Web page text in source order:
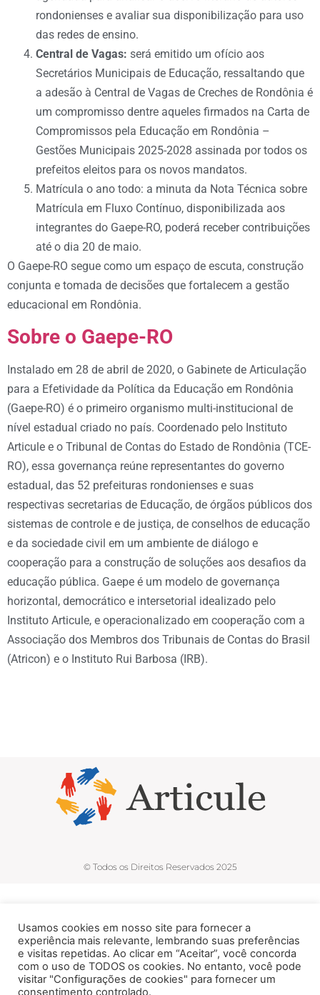
rondonienses e avaliar sua disponibilização para uso
das redes de ensino.
Central de Vagas: será emitido um ofício aos
Secretários Municipais de Educação, ressaltando que
a adesão à Central de Vagas de Creches de Rondônia é
um compromisso dentre aqueles firmados na Carta de
Compromissos pela Educação em Rondônia –
Gestões Municipais 2025-2028 assinada por todos os
prefeitos eleitos para os novos mandatos.
Matrícula o ano todo: a minuta da Nota Técnica sobre
Matrícula em Fluxo Contínuo, disponibilizada aos
integrantes do Gaepe-RO, poderá receber contribuições
até o dia 20 de maio.
O Gaepe-RO segue como um espaço de escuta, construção
conjunta e tomada de decisões que fortalecem a gestão
educacional em Rondônia.
Sobre o Gaepe-RO
Instalado em 28 de abril de 2020, o Gabinete de Articulação
para a Efetividade da Política da Educação em Rondônia
(Gaepe-RO) é o primeiro organismo multi-institucional de
nível estadual criado no país. Coordenado pelo Instituto
Articule e o Tribunal de Contas do Estado de Rondônia (TCE-
RO), essa governança reúne representantes do governo
estadual, das 52 prefeituras rondonienses e suas
respectivas secretarias de Educação, de órgãos públicos dos
sistemas de controle e de justiça, de conselhos de educação
e da sociedade civil em um ambiente de diálogo e
cooperação para a construção de soluções aos desafios da
educação pública. Gaepe é um modelo de governança
horizontal, democrático e intersetorial idealizado pelo
Instituto Articule, e operacionalizado em cooperação com a
Associação dos Membros dos Tribunais de Contas do Brasil
(Atricon) e o Instituto Rui Barbosa (IRB).
© Todos os Direitos Reservados 2025
Usamos cookies em nosso site para fornecer a
experiência mais relevante, lembrando suas preferências
e visitas repetidas. Ao clicar em “Aceitar”, você concorda
com o uso de TODOS os cookies. No entanto, você pode
visitar "Configurações de cookies" para fornecer um
consentimento controlado.